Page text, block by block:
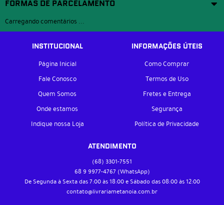
FORMAS DE PARCELAMENTO
Carregando comentários ...
INSTITUCIONAL
Página Inicial
Fale Conosco
Quem Somos
Onde estamos
Indique nossa Loja
INFORMAÇÕES ÚTEIS
Como Comprar
Termos de Uso
Fretes e Entrega
Segurança
Política de Privacidade
ATENDIMENTO
(68) 3301-7551
68 9 9977-4767 (WhatsApp)
De Segunda à Sexta das 7:00 às 18:00 e Sábado das 08:00 às 12:00
contato@livrariametanoia.com.br